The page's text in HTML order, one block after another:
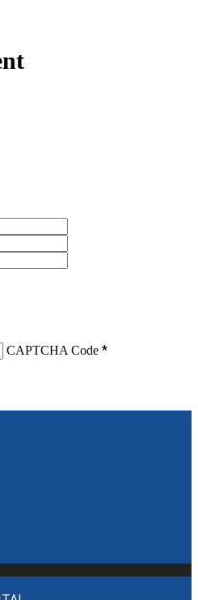
CAPTCHA Code *